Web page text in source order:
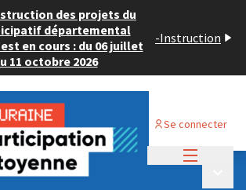
des projets du
départemental
en cours : du 06 juillet
11 octobre 2026
-Instruction
Se connecter
JEUNESSE 2024
déposés